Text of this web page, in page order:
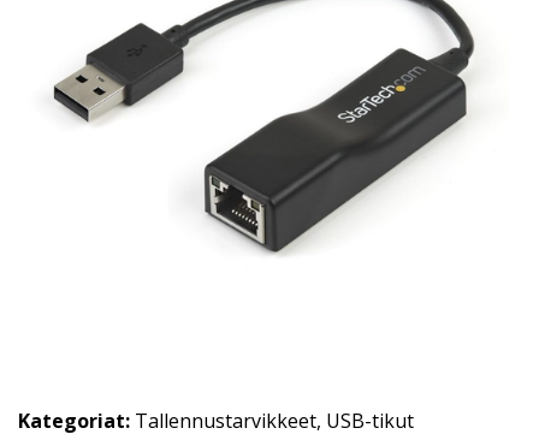
Kategoriat: Tallennustarvikkeet, USB-tikut